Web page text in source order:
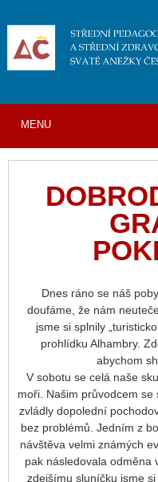
Dnes ráno se náš
doufáme, že nám
jsme si splnily
prohlídku Alhambry.
abychom
V sobotu se celá naše
moři. Našim průvodcem
zvládly dopolední
bez problémů. Jedním z
návštěva velmi známých
pak následovala odměna
zdejšímu sluníčku jsme
MENU